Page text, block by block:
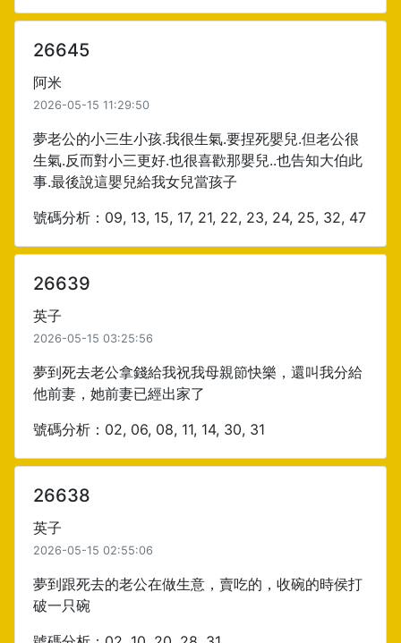
26645
阿米
2026-05-15 11:29:50
夢老公的小三生小孩.我很生氣.要捏死嬰兒.但老公很
生氣.反而對小三更好.也很喜歡那嬰兒..也告知大伯此
事.最後說這嬰兒給我女兒當孩子
號碼分析：09, 13, 15, 17, 21, 22, 23, 24, 25, 32, 47
26639
英子
2026-05-15 03:25:56
夢到死去老公拿錢給我祝我母親節快樂，還叫我分給
他前妻，她前妻已經出家了
號碼分析：02, 06, 08, 11, 14, 30, 31
26638
英子
2026-05-15 02:55:06
夢到跟死去的老公在做生意，賣吃的，收碗的時侯打
破一只碗